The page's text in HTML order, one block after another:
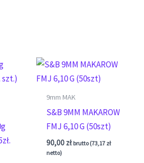
9mm MAK
S&B 9MM MAKAROW
FMJ 6,10 G (50szt)
90,00 zł brutto (73,17 zł
netto)